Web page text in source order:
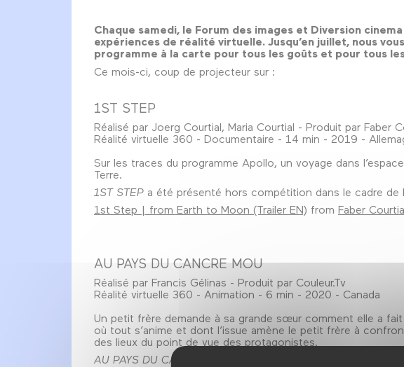
Chaque samedi, le Forum des images et Diversion
expériences de réalité virtuelle. Jusqu’en juillet, nous
programme à la carte pour tous les goûts et pour tous
Ce mois-ci, coup de projecteur sur :
1ST STEP
Réalisé par Joerg Courtial, Maria Courtial - Produit par Faber
Réalité virtuelle 360 - Documentaire - 14 min - 2019 -
Sur les traces du programme Apollo, un voyage dans
Terre.
1ST STEP a été présenté hors compétition dans le cadre de
1st Step | from Earth to Moon (Trailer EN) from Faber
AU PAYS DU CANCRE MOU
Réalisé par Francis Gélinas - Produit par Couleur.Tv
Réalité virtuelle 360 - Animation - 6 min - 2020 - Canada
Un petit frère demande à sa grande sœur comment elle a
où tout s’anime et dont l’issue amène le petit frère à
des lieux du point de vue des protagonistes.
AU PAYS DU CANCRE MOU